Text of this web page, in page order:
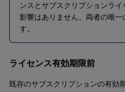
ンスとサブスクリプションラ
影響はありません。両者の唯
す。
ライセンス有効期限前
既存のサブスクリプションの有効